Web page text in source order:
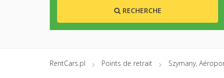
RECHERCHE
RentCars.pl Points de retrait Szymany,